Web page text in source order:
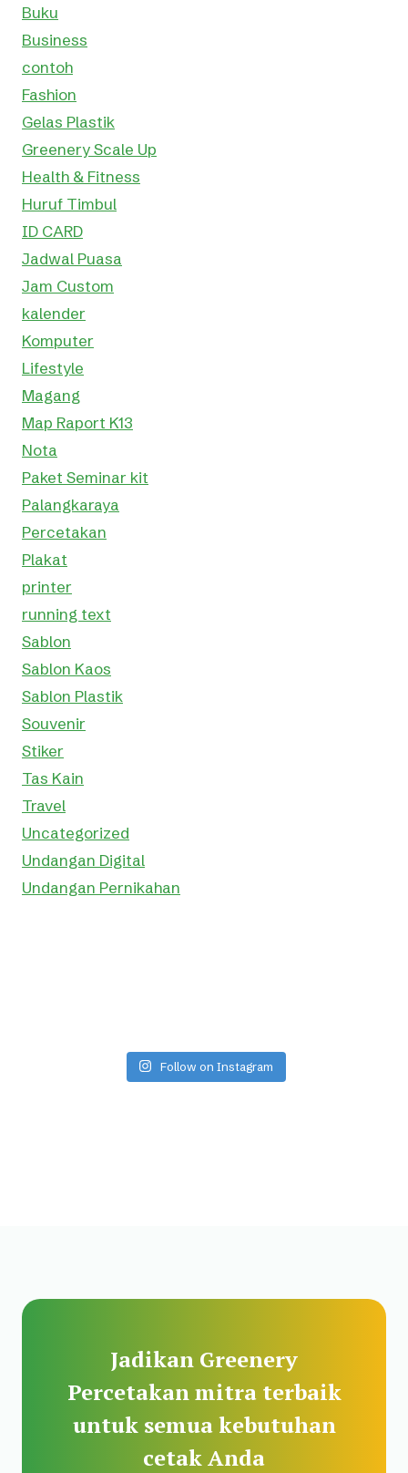
Buku
Business
contoh
Fashion
Gelas Plastik
Greenery Scale Up
Health & Fitness
Huruf Timbul
ID CARD
Jadwal Puasa
Jam Custom
kalender
Komputer
Lifestyle
Magang
Map Raport K13
Nota
Paket Seminar kit
Palangkaraya
Percetakan
Plakat
printer
running text
Sablon
Sablon Kaos
Sablon Plastik
Souvenir
Stiker
Tas Kain
Travel
Uncategorized
Undangan Digital
Undangan Pernikahan
Follow on Instagram
Jadikan Greenery
Percetakan mitra terbaik
untuk semua kebutuhan
cetak Anda